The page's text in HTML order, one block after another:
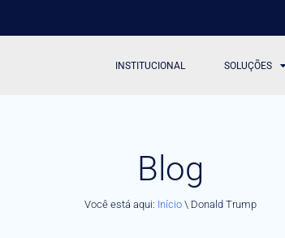
INSTITUCIONAL SOLUÇÕES
Blog
Você está aqui: Início \ Donald Trump